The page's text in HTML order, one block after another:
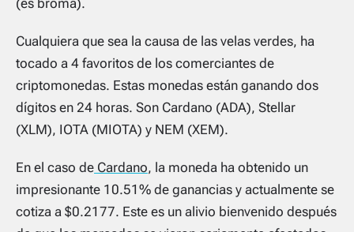
(es broma).
Cualquiera que sea la causa de las velas verdes, ha
tocado a 4 favoritos de los comerciantes de
criptomonedas. Estas monedas están ganando dos
dígitos en 24 horas. Son Cardano (ADA), Stellar
(XLM), IOTA (MIOTA) y NEM (XEM).
En el caso de Cardano, la moneda ha obtenido un
impresionante 10.51% de ganancias y actualmente se
cotiza a $0.2177. Este es un alivio bienvenido después